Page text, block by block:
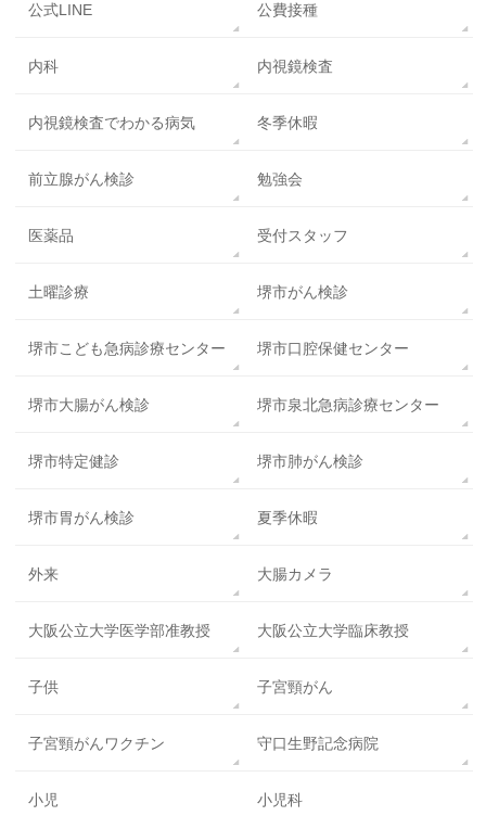
公式LINE 公費接種
内科 内視鏡検査
内視鏡検査でわかる病気 冬季休暇
前立腺がん検診 勉強会
医薬品 受付スタッフ
土曜診療 堺市がん検診
堺市こども急病診療センター 堺市口腔保健センター
堺市大腸がん検診 堺市泉北急病診療センター
堺市特定健診 堺市肺がん検診
堺市胃がん検診 夏季休暇
外来 大腸カメラ
大阪公立大学医学部准教授 大阪公立大学臨床教授
子供 子宮頸がん
子宮頸がんワクチン 守口生野記念病院
小児 小児科